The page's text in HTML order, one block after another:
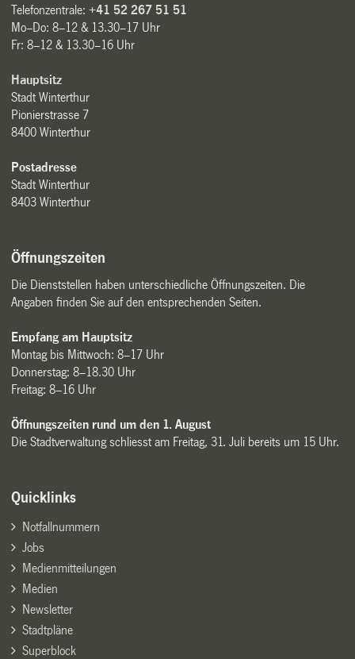
Telefonzentrale:+41 52 267 51 51
Mo–Do: 8–12 & 13.30–17 Uhr
Fr: 8–12 & 13.30–16 Uhr
Hauptsitz
Stadt Winterthur
Pionierstrasse 7
8400 Winterthur
Postadresse
Stadt Winterthur
8403 Winterthur
Öffnungszeiten
Die Dienststellen haben unterschiedliche Öffnungszeiten. Die
Angaben finden Sie auf den entsprechenden Seiten.
Empfang am Hauptsitz
Montag bis Mittwoch: 8–17 Uhr
Donnerstag: 8–18.30 Uhr
Freitag: 8–16 Uhr
Öffnungszeiten rund um den 1. August
Die Stadtverwaltung schliesst am Freitag, 31. Juli bereits um 15 Uhr.
Quicklinks
Notfallnummern
Jobs
Medienmitteilungen
Medien
Newsletter
Stadtpläne
Superblock